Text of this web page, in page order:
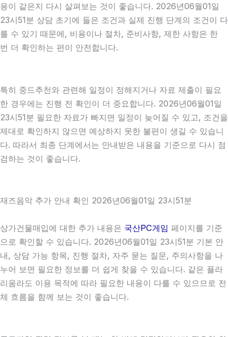
용이 같은지 다시 살펴보는 것이 좋습니다. 2026년06월01일
23시51분 상담 초기에 들은 조건과 실제 진행 단계의 조건이 다
를 수 있기 때문에, 비용이나 절차, 준비사항, 제한 사항은 한
번 더 확인하는 편이 안전합니다.
특히 중드추천와 관련해 일정이 정해지거나 자료 제출이 필요
한 경우에는 진행 전 확인이 더 중요합니다. 2026년06월01일
23시51분 필요한 자료가 빠지면 일정이 늦어질 수 있고, 조건을
제대로 확인하지 않으면 예상하지 못한 불편이 생길 수 있습니
다. 따라서 최종 단계에서는 안내받은 내용을 기준으로 다시 점
검하는 것이 좋습니다.
재즈음악 추가 안내 확인 2026년06월01일 23시51분
상가건물매입에 대한 추가 내용은 국산PC게임 페이지를 기준
으로 확인할 수 있습니다. 2026년06월01일 23시51분 기본 안
내, 상담 가능 항목, 진행 절차, 자주 묻는 질문, 주의사항을 나
누어 보면 필요한 정보를 더 쉽게 찾을 수 있습니다. 같은 플라
리움라도 이용 목적에 따라 필요한 내용이 다를 수 있으므로 전
체 흐름을 함께 보는 것이 좋습니다.